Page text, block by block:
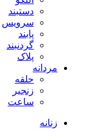
دستبند
سرویس
پابند
گردنبند
پلاک
مردانه
حلقه
زنجیر
ساعت
زنانه